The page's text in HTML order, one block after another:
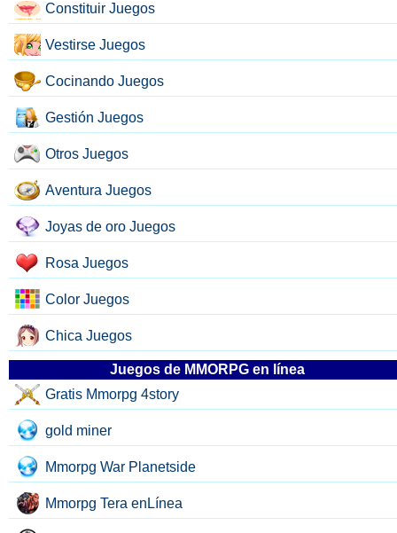
Constituir Juegos
Vestirse Juegos
Cocinando Juegos
Gestión Juegos
Otros Juegos
Aventura Juegos
Joyas de oro Juegos
Rosa Juegos
Color Juegos
Chica Juegos
Juegos de MMORPG en línea
Gratis Mmorpg 4story
gold miner
Mmorpg War Planetside
Mmorpg Tera enLínea